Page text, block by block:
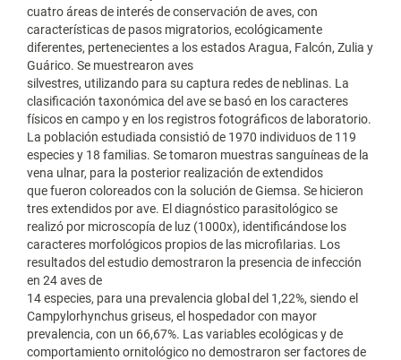
cuatro áreas de interés de conservación de aves, con
características de pasos migratorios, ecológicamente
diferentes, pertenecientes a los estados Aragua, Falcón, Zulia y
Guárico. Se muestrearon aves
silvestres, utilizando para su captura redes de neblinas. La
clasificación taxonómica del ave se basó en los caracteres
físicos en campo y en los registros fotográficos de laboratorio.
La población estudiada consistió de 1970 individuos de 119
especies y 18 familias. Se tomaron muestras sanguíneas de la
vena ulnar, para la posterior realización de extendidos
que fueron coloreados con la solución de Giemsa. Se hicieron
tres extendidos por ave. El diagnóstico parasitológico se
realizó por microscopía de luz (1000x), identificándose los
caracteres morfológicos propios de las microfilarias. Los
resultados del estudio demostraron la presencia de infección
en 24 aves de
14 especies, para una prevalencia global del 1,22%, siendo el
Campylorhynchus griseus, el hospedador con mayor
prevalencia, con un 66,67%. Las variables ecológicas y de
comportamiento ornitológico no demostraron ser factores de